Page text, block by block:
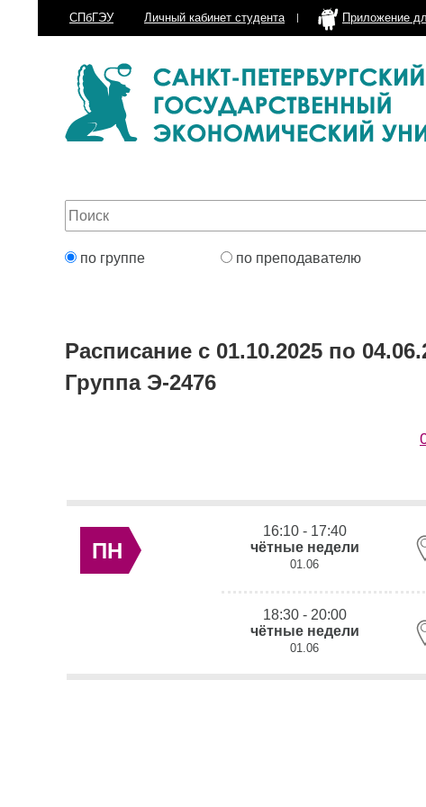
СПбГЭУ Личный кабинет студента Приложение
по группе по преподавателю
Расписание с 01.10.2025 по
Группа Э-2476
ПН
16:10 - 17:40
чётные недели
01.06
18:30 - 20:00
чётные недели
01.06